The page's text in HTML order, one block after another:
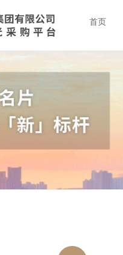
首页